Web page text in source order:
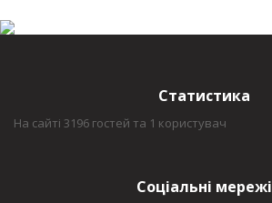
Статистика
На сайті 3196 гостей та 1 користувач
Соціальні мережі